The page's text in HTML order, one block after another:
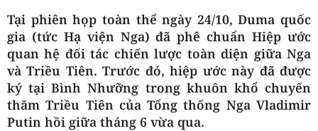
Tại phiên họp toàn thể ngày 24/10, Duma quốc
gia (tức Hạ viện Nga) đã phê chuẩn Hiệp ước
quan hệ đối tác chiến lược toàn diện giữa Nga
và Triều Tiên. Trước đó, hiệp ước này đã được
ký tại Bình Nhưỡng trong khuôn khổ chuyến
thăm Triều Tiên của Tổng thống Nga Vladimir
Putin hồi giữa tháng 6 vừa qua.